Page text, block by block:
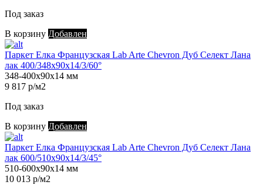
Под заказ
В корзину Добавлен
Паркет Елка Французская Lab Arte Chevron Дуб Селект Лана
лак 400/348х90х14/3/60°
348-400х90х14 мм
9 817 р/м2
Под заказ
В корзину Добавлен
Паркет Елка Французская Lab Arte Chevron Дуб Селект Лана
лак 600/510х90х14/3/45°
510-600х90х14 мм
10 013 р/м2